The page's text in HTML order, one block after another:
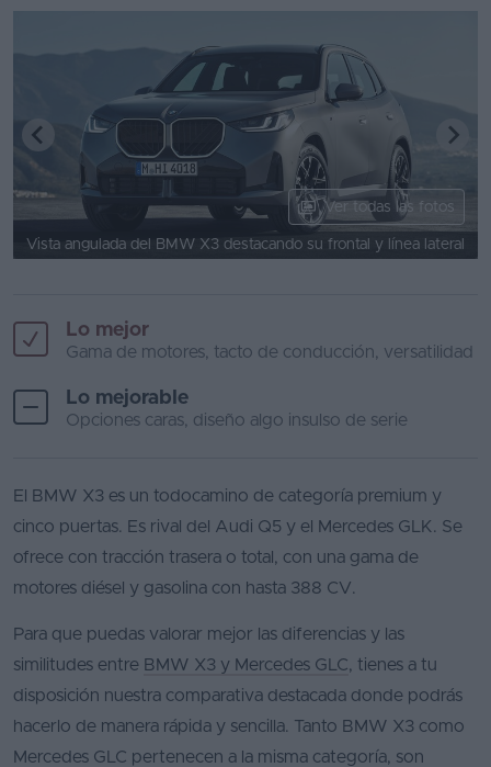
Ver todas las fotos
Vista angulada del BMW X3 destacando su frontal y línea lateral
Lo mejor
Gama de motores, tacto de conducción, versatilidad
Lo mejorable
Opciones caras, diseño algo insulso de serie
El BMW X3 es un todocamino de categoría premium y
cinco puertas. Es rival del Audi Q5 y el Mercedes GLK. Se
ofrece con tracción trasera o total, con una gama de
motores diésel y gasolina con hasta 388 CV.
Para que puedas valorar mejor las diferencias y las
similitudes entre BMW X3 y Mercedes GLC, tienes a tu
disposición nuestra comparativa destacada donde podrás
hacerlo de manera rápida y sencilla. Tanto BMW X3 como
Mercedes GLC pertenecen a la misma categoría, son